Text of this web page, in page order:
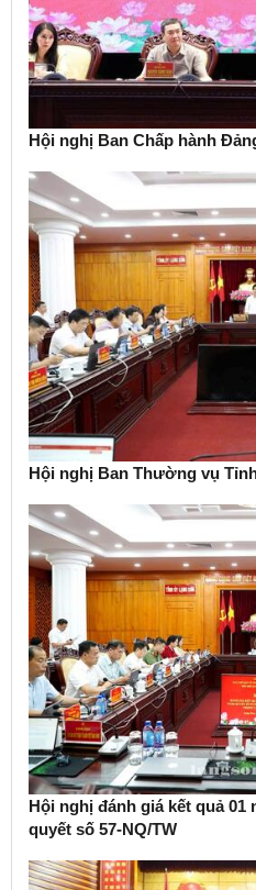
Hội nghị Ban Chấp hành
Hội nghị Ban Thường vụ
Hội nghị đánh giá kết quả
quyết số 57-NQ/TW